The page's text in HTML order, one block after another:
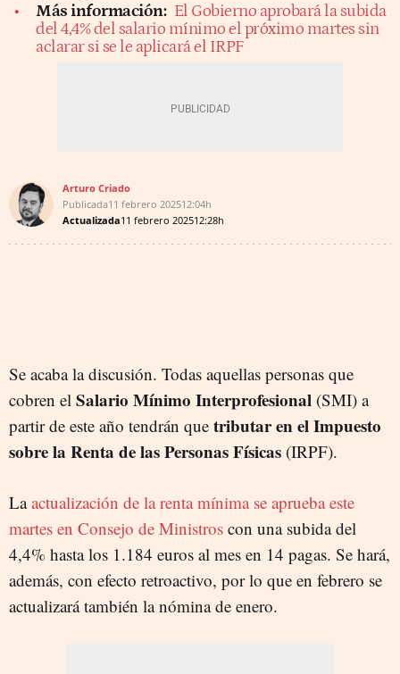
Más información: El Gobierno aprobará la subida
del 4,4% del salario mínimo el próximo martes sin
aclarar si se le aplicará el IRPF
Arturo Criado
Publicada11 febrero 202512:04h
Actualizada11 febrero 202512:28h
Se acaba la discusión. Todas aquellas personas que
cobren el Salario Mínimo Interprofesional (SMI) a
partir de este año tendrán que tributar en el Impuesto
sobre la Renta de las Personas Físicas (IRPF).
Laactualización de la renta mínima se aprueba este
martes en Consejo de Ministros con una subida del
4,4% hasta los 1.184 euros al mes en 14 pagas. Se hará,
además, con efecto retroactivo, por lo que en febrero se
actualizará también la nómina de enero.